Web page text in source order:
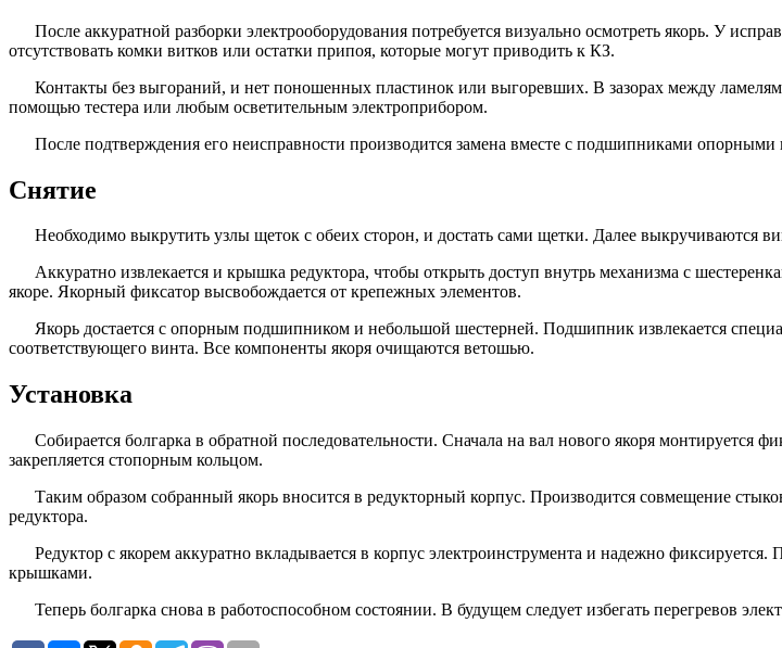
После аккуратной разборки электрооборудования потребуется визуально осмотреть якорь. У
отсутствовать комки витков или остатки припоя, которые могут приводить к КЗ.
Контакты без выгораний, и нет поношенных пластинок или выгоревших. В зазорах между
помощью тестера или любым осветительным электроприбором.
После подтверждения его неисправности производится замена вместе с подшипниками опорными
Снятие
Необходимо выкрутить узлы щеток с обеих сторон, и достать сами щетки. Далее
Аккуратно извлекается и крышка редуктора, чтобы открыть доступ внутрь механизма с
якоре. Якорный фиксатор высвобождается от крепежных элементов.
Якорь достается с опорным подшипником и небольшой шестерней. Подшипник извлекается
соответствующего винта. Все компоненты якоря очищаются ветошью.
Установка
Собирается болгарка в обратной последовательности. Сначала на вал нового якоря
закрепляется стопорным кольцом.
Таким образом собранный якорь вносится в редукторный корпус. Производится совмещение
редуктора.
Редуктор с якорем аккуратно вкладывается в корпус электроинструмента и надежно
крышками.
Теперь болгарка снова в работоспособном состоянии. В будущем следует избегать перегревов